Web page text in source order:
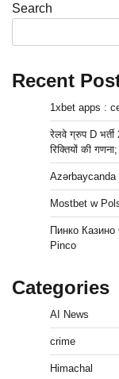
Search
Recent
1xbet apps :
रेलवे ग्रुप D भर्ती
रिक्तियों की
Mostbet w
Пинко
Pinco
Categories
AI News
crime
Himachal